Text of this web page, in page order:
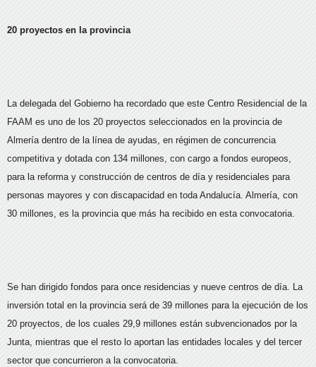
20 proyectos en la provincia
La delegada del Gobierno ha recordado que este Centro Residencial de la
FAAM es uno de los 20 proyectos seleccionados en la provincia de
Almería dentro de la línea de ayudas, en régimen de concurrencia
competitiva y dotada con 134 millones, con cargo a fondos europeos,
para la reforma y construcción de centros de día y residenciales para
personas mayores y con discapacidad en toda Andalucía. Almería, con
30 millones, es la provincia que más ha recibido en esta convocatoria.
Se han dirigido fondos para once residencias y nueve centros de día. La
inversión total en la provincia será de 39 millones para la ejecución de los
20 proyectos, de los cuales 29,9 millones están subvencionados por la
Junta, mientras que el resto lo aportan las entidades locales y del tercer
sector que concurrieron a la convocatoria.